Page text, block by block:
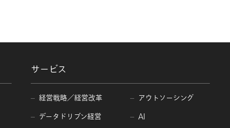
サービス
経営戦略／経営改革
データドリブン経営
アウトソーシング
AI